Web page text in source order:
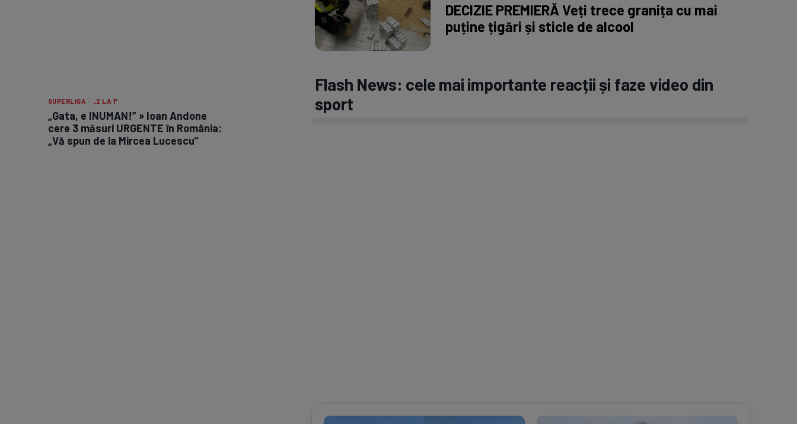
SUPERLIGA · „2 LA 1”
„Gata, e INUMAN!” » Ioan Andone
cere 3 măsuri URGENTE în România:
„Vă spun de la Mircea Lucescu”
DECIZIE PREMIERĂ Veți trece granița cu mai
puține țigări și sticle de alcool
Flash News: cele mai importante reacții și faze video din
sport